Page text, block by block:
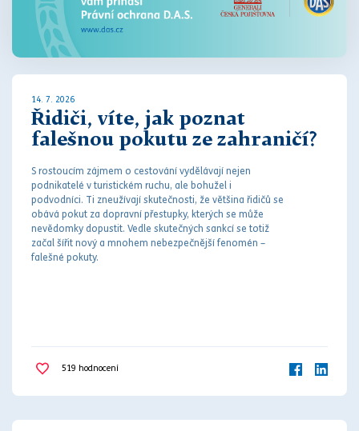
14. 7. 2026
Řidiči, víte, jak poznat
falešnou pokutu ze zahraničí?
S rostoucím zájmem o cestování vydělávají nejen
podnikatelé v turistickém ruchu, ale bohužel i
podvodníci. Ti zneužívají skutečnosti, že většina řidičů se
obává pokut za dopravní přestupky, kterých se může
nevědomky dopustit. Vedle skutečných sankcí se totiž
začal šířit nový a mnohem nebezpečnější fenomén –
falešné pokuty.
519 hodnocení